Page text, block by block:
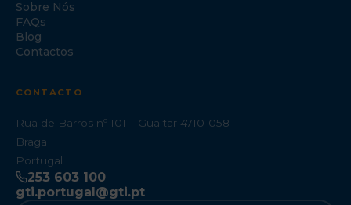
Sobre Nós
FAQs
Blog
Contactos
CONTACTO
Rua de Barros nº 101 – Gualtar 4710-058
Braga
Portugal
253 603 100
gti.portugal@gti.pt